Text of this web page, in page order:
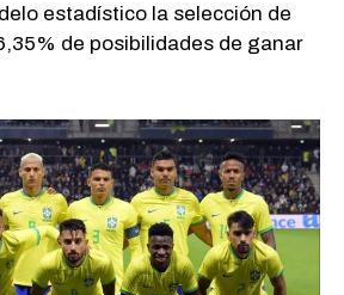
estadístico la selección de
de posibilidades de ganar